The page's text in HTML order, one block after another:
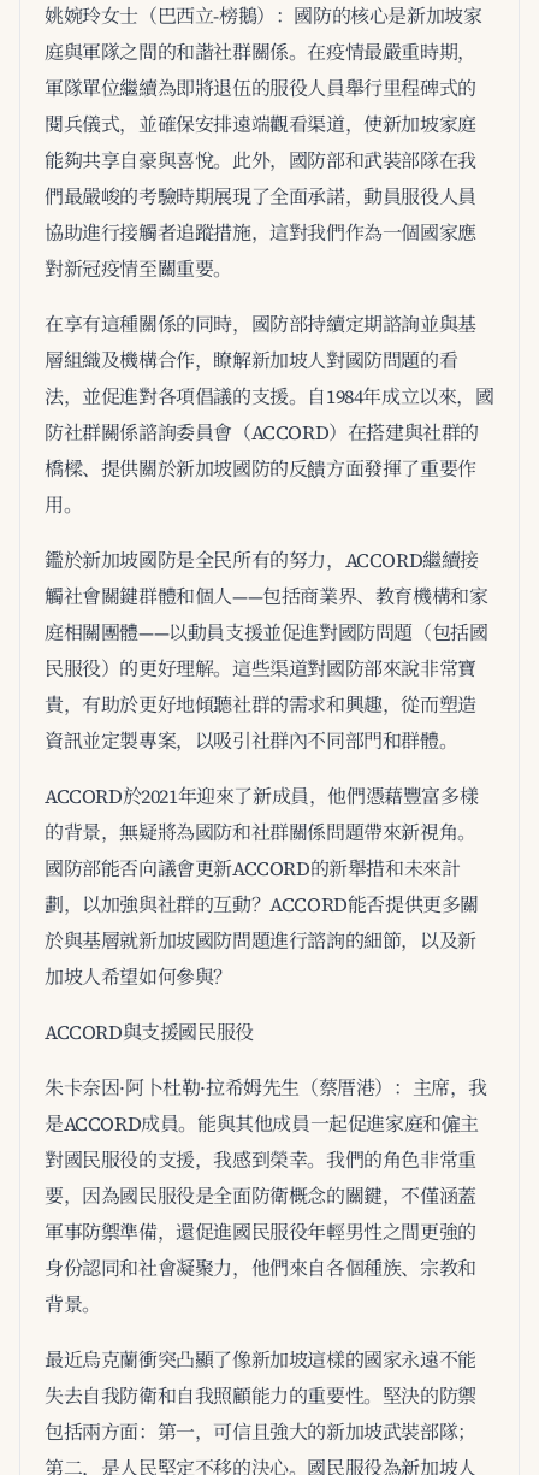
姚婉玲女士（巴西立-榜鵝）：國防的核心是新加坡家
庭與軍隊之間的和諧社群關係。在疫情最嚴重時期，
軍隊單位繼續為即將退伍的服役人員舉行里程碑式的
閱兵儀式，並確保安排遠端觀看渠道，使新加坡家庭
能夠共享自豪與喜悅。此外，國防部和武裝部隊在我
們最嚴峻的考驗時期展現了全面承諾，動員服役人員
協助進行接觸者追蹤措施，這對我們作為一個國家應
對新冠疫情至關重要。
在享有這種關係的同時，國防部持續定期諮詢並與基
層組織及機構合作，瞭解新加坡人對國防問題的看
法，並促進對各項倡議的支援。自1984年成立以來，國
防社群關係諮詢委員會（ACCORD）在搭建與社群的
橋樑、提供關於新加坡國防的反饋方面發揮了重要作
用。
鑑於新加坡國防是全民所有的努力，ACCORD繼續接
觸社會關鍵群體和個人——包括商業界、教育機構和家
庭相關團體——以動員支援並促進對國防問題（包括國
民服役）的更好理解。這些渠道對國防部來說非常寶
貴，有助於更好地傾聽社群的需求和興趣，從而塑造
資訊並定製專案，以吸引社群內不同部門和群體。
ACCORD於2021年迎來了新成員，他們憑藉豐富多樣
的背景，無疑將為國防和社群關係問題帶來新視角。
國防部能否向議會更新ACCORD的新舉措和未來計
劃，以加強與社群的互動？ACCORD能否提供更多關
於與基層就新加坡國防問題進行諮詢的細節，以及新
加坡人希望如何參與？
ACCORD與支援國民服役
朱卡奈因·阿卜杜勒·拉希姆先生（蔡厝港）：主席，我
是ACCORD成員。能與其他成員一起促進家庭和僱主
對國民服役的支援，我感到榮幸。我們的角色非常重
要，因為國民服役是全面防衛概念的關鍵，不僅涵蓋
軍事防禦準備，還促進國民服役年輕男性之間更強的
身份認同和社會凝聚力，他們來自各個種族、宗教和
背景。
最近烏克蘭衝突凸顯了像新加坡這樣的國家永遠不能
失去自我防衛和自我照顧能力的重要性。堅決的防禦
包括兩方面：第一，可信且強大的新加坡武裝部隊；
第二，是人民堅定不移的決心。國民服役為新加坡人